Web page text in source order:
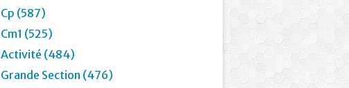
Cp (587)
Cm1 (525)
Activité (484)
Grande Section (476)